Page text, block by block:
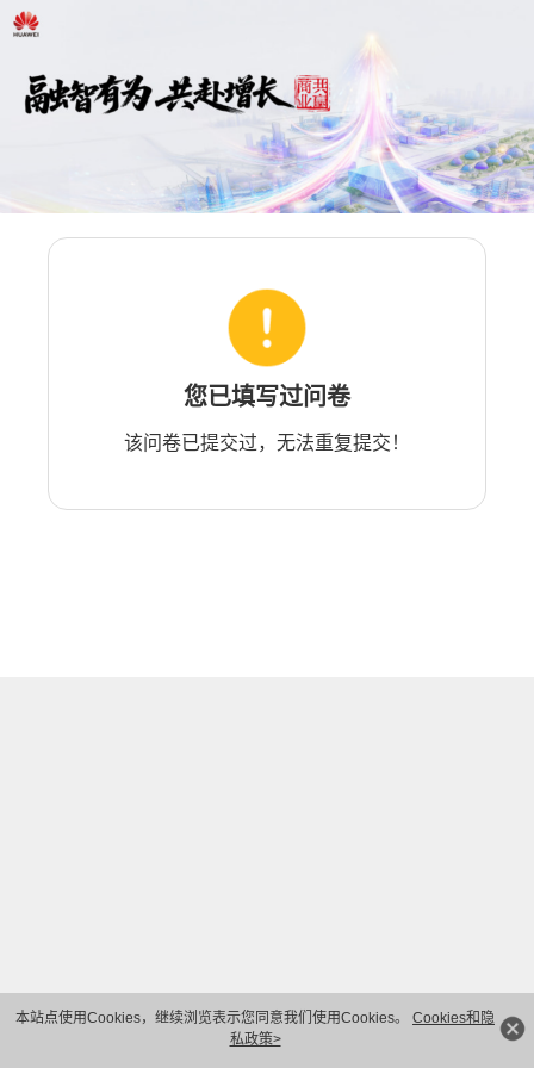
本站点使用Cookies，继续浏览表示您同意我们使用Cookies。 Cookies和隐
私政策>
您已填写过问卷
该问卷已提交过，无法重复提交！